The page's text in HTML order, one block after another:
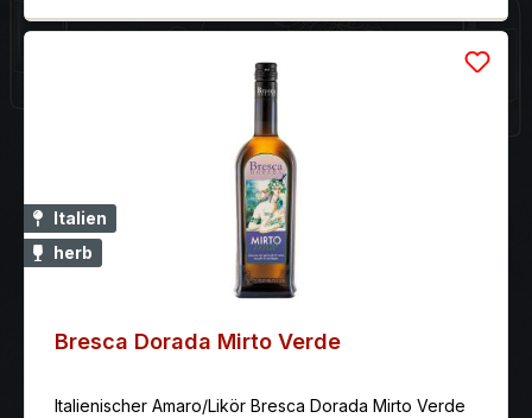
Italien
herb
Bresca Dorada Mirto Verde
Italienischer Amaro/Likör Bresca Dorada Mirto Verde